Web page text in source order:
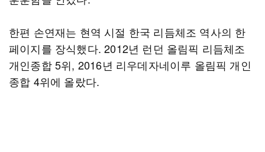
한편 손연재는 현역 시절 한국 리듬체조 역사의 한
페이지를 장식했다. 2012년 런던 올림픽 리듬체조
개인종합 5위, 2016년 리우데자네이루 올림픽 개인
종합 4위에 올랐다.